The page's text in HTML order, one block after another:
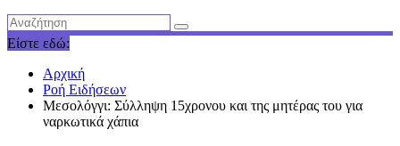
Είστε εδώ:
Αρχική
Ροή Ειδήσεων
Μεσολόγγι: Σύλληψη 15χρονου και της μητέρας του για
ναρκωτικά χάπια